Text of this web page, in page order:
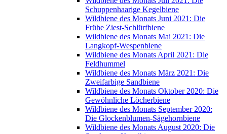
Schuppenhaarige Kegelbiene
Wildbiene des Monats Juni 2021: Die
Frühe Ziest-Schlürfbiene
Wildbiene des Monats Mai 2021: Die
Langkopf-Wespenbiene
Wildbiene des Monats April 2021: Die
Feldhummel
Wildbiene des Monats März 2021: Die
Zweifarbige Sandbiene
Wildbiene des Monats Oktober 2020: Die
Gewöhnliche Löcherbiene
Wildbiene des Monats September 2020:
Die Glockenblumen-Sägehornbiene
Wildbiene des Monats August 2020: Die